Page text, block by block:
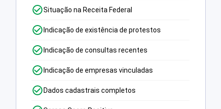
Situação na Receita Federal
Indicação de existência de protestos
Indicação de consultas recentes
Indicação de empresas vinculadas
Dados cadastrais completos